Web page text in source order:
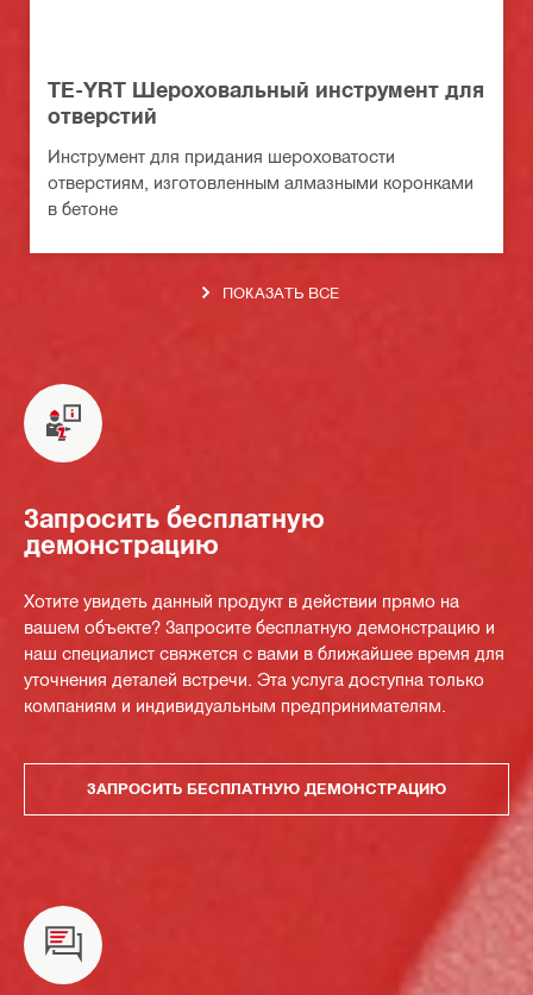
TE-YRT Шероховальный инструмент для
отверстий
Инструмент для придания шероховатости
отверстиям, изготовленным алмазными коронками
в бетоне
ПОКАЗАТЬ ВСЕ
Запросить бесплатную
демонстрацию
Хотите увидеть данный продукт в действии прямо на
вашем объекте? Запросите бесплатную демонстрацию и
наш специалист свяжется с вами в ближайшее время для
уточнения деталей встречи. Эта услуга доступна только
компаниям и индивидуальным предпринимателям.
ЗАПРОСИТЬ БЕСПЛАТНУЮ ДЕМОНСТРАЦИЮ